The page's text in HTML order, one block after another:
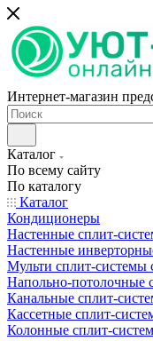
Интернет-магазин
Каталог
По всему сайту
По каталогу
Каталог
Кондиционеры
Настенные сплит-
Настенные
Мульти сплит-системы
Напольно-потолочные
Канальные сплит-
Кассетные сплит-
Колонные сплит-